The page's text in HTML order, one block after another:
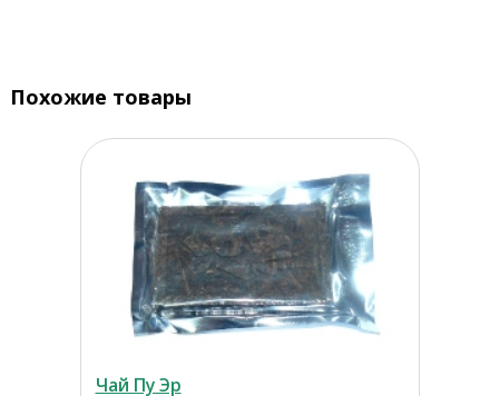
Похожие товары
Чай Пу Эр